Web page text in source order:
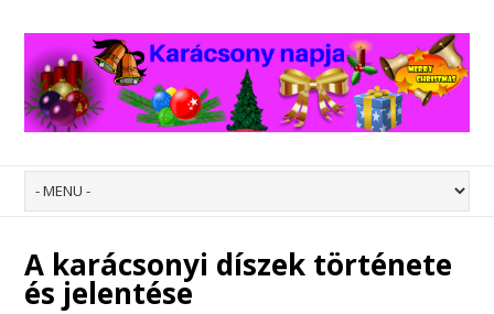
A karácsonyi díszek története
és jelentése